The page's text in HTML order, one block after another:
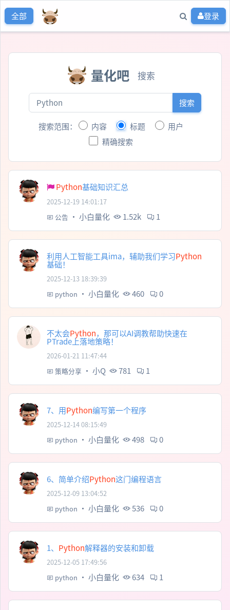
全部 登录
量化吧 搜索
搜索
搜索范围： 内容 标题
用户
精确搜索
Python基础知识汇总
2025-12-19 14:01:17
公告 · 小白量化 1.52k 1
利用人工智能工具ima，辅助我们学习Python
基础！
2025-12-13 18:39:39
python · 小白量化 460 0
不太会Python，那可以AI调教帮助快速在
PTrade上落地策略！
2026-01-21 11:47:44
策略分享 · 小Q 781 1
7、用Python编写第一个程序
2025-12-14 08:15:49
python · 小白量化 498 0
6、简单介绍Python这门编程语言
2025-12-09 13:04:52
python · 小白量化 536 0
1、 Python解释器的安装和卸载
2025-12-05 17:49:56
python · 小白量化 634 1